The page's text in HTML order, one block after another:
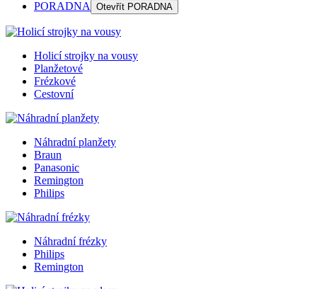
PORADNA Otevřít PORADNA
Holicí strojky na vousy
Planžetové
Frézkové
Cestovní
Náhradní planžety
Braun
Panasonic
Remington
Philips
Náhradní frézky
Philips
Remington